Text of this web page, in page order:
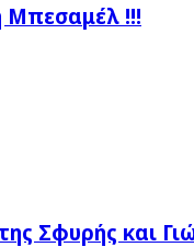
Μπεσαμέλ !!!
Σφυρής και